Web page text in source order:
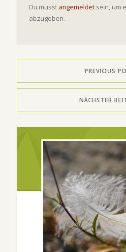
Du musst angemeldetsein, um
abzugeben.
PREVIOUS
NÄCHSTER